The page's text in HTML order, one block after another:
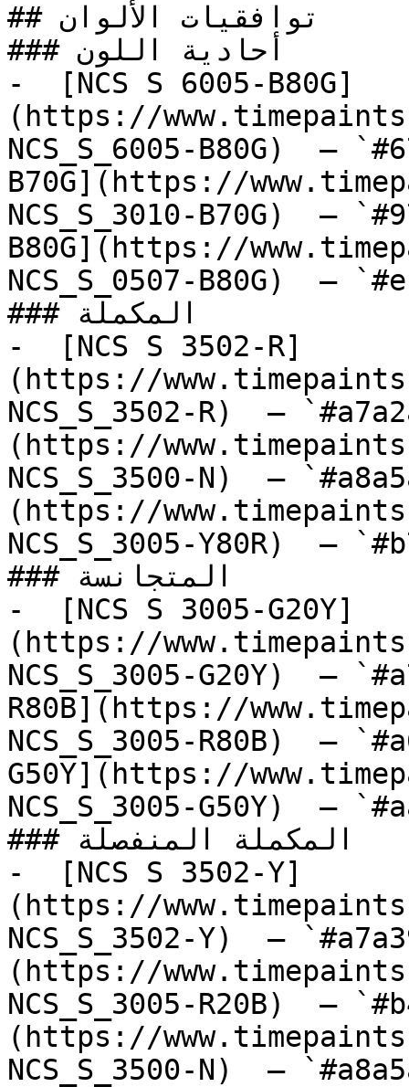
## توافقيات الألوان
### أحادية اللون
-  [NCS S 6005-B80G]
(https://
NCS_S_6005-B80G)  —
B70G](https://
NCS_S_3010-B70G)  —
B80G](https://
NCS_S_0507-B80G)  —
### المكملة
-  [NCS S 3502-R]
(https://
NCS_S_3502-R)  —
(https://
NCS_S_3500-N)  —
(https://
NCS_S_3005-Y80R)  —
### المتجانسة
-  [NCS S 3005-G20Y]
(https://
NCS_S_3005-G20Y)  —
R80B](https://
NCS_S_3005-R80B)  —
G50Y](https://
NCS_S_3005-G50Y)  —
### المكملة المنفصلة
-  [NCS S 3502-Y]
(https://
NCS_S_3502-Y)  —
(https://
NCS_S_3005-R20B)  —
(https://
NCS_S_3500-N)  —